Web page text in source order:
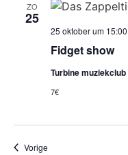
ZO
25
Fidget show
25 oktober um 15:00
Turbine muziekclub
7€
VorigeEvenementen